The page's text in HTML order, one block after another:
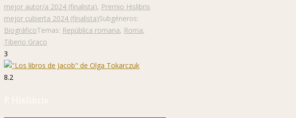
mejor autor/a 2024 (finalista), Premio Hislibris
mejor cubierta 2024 (finalista)Subgéneros:
BiográficoTemas: República romana, Roma,
Tiberio Graco
3
8.2
P. Hislibris